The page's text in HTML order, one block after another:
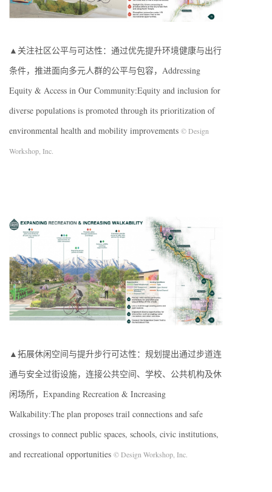
▲关注社区公平与可达性：通过优先提升环境健康与出行
条件，推进面向多元人群的公平与包容，Addressing
Equity & Access in Our Community:Equity and inclusion for
diverse populations is promoted through its prioritization of
environmental health and mobility improvements © Design
Workshop, Inc.
▲拓展休闲空间与提升步行可达性：规划提出通过步道连
通与安全过街设施，连接公共空间、学校、公共机构及休
闲场所，Expanding Recreation & Increasing
Walkability:The plan proposes trail connections and safe
crossings to connect public spaces, schools, civic institutions,
and recreational opportunities © Design Workshop, Inc.